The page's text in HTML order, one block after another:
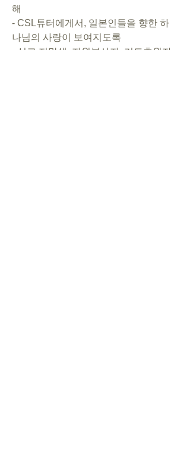
해
- CSL튜터에게서, 일본인들을 향한 하
나님의 사랑이 보여지도록
- 선교 지망생, 자원봉사자, 기도후원자,